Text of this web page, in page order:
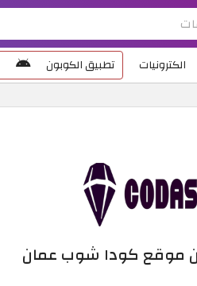
الكترونيات تطبيق الكوبون
موقع كودا شوب عمان